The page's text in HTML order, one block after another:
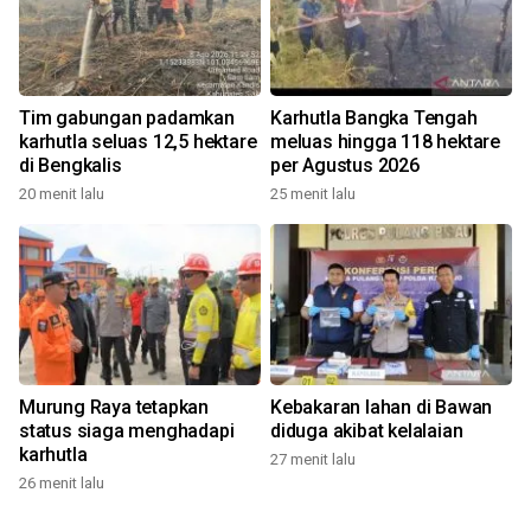
Tim gabungan padamkan
karhutla seluas 12,5 hektare
di Bengkalis
20 menit lalu
Karhutla Bangka Tengah
meluas hingga 118 hektare
per Agustus 2026
25 menit lalu
Murung Raya tetapkan
status siaga menghadapi
karhutla
26 menit lalu
Kebakaran lahan di Bawan
diduga akibat kelalaian
27 menit lalu